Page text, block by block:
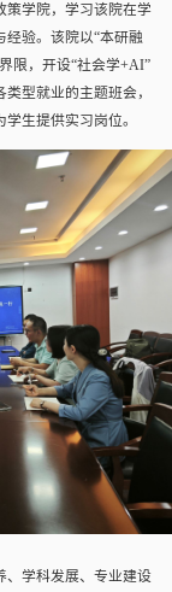
策学院，学习该院在学
验。该院以“本研融
限，开设“社会学+AI”
型就业的主题班会，
生提供实习岗位。
、学科发展、专业建设